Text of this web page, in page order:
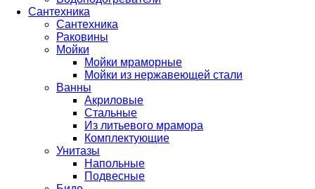
Сантехника
Сантехника
Раковины
Мойки
Мойки мраморные
Мойки из нержавеющей стали
Ванны
Акриловые
Стальные
Из литьевого мрамора
Комплектующие
Унитазы
Напольные
Подвесные